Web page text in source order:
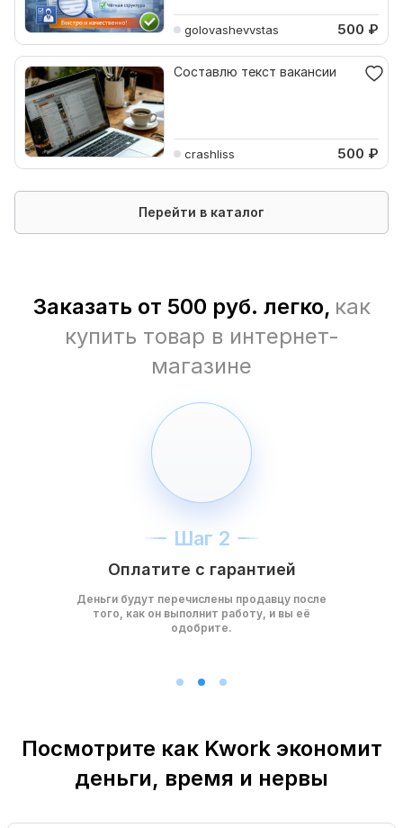
golovashevvstas 500 ₽
Составлю текст вакансии
crashliss 500 ₽
Перейти в каталог
Заказать от 500 руб. легко, как
купить товар в интернет-
магазине
Шаг 2
Оплатите с гарантией
Деньги будут перечислены продавцу после
того, как он выполнит работу, и вы её
одобрите.
Посмотрите как Kwork экономит
деньги, время и нервы